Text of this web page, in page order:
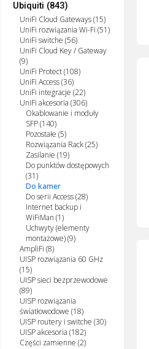
Ubiquiti (843)
UniFi Cloud Gateways (15)
UniFi rozwiązania Wi-Fi (51)
UniFi switche (56)
UniFi Cloud Key / Gateway
(9)
UniFi Protect (108)
UniFi Access (36)
UniFi integracje (22)
UniFi akcesoria (306)
Okablowanie i moduły
SFP (140)
Pozostałe (5)
Rozwiązania Rack (25)
Zasilanie (19)
Do punktów dostępowych
(31)
Do kamer
Do serii Access (28)
Internet backup i
WiFiMan (1)
Uchwyty (elementy
montażowe) (9)
AmpliFi (8)
UISP rozwiązania 60 GHz
(15)
UISP sieci bezprzewodowe
(89)
UISP rozwiązania
światłowodowe (18)
UISP routery i switche (30)
UISP akcesoria (182)
Części zamienne (2)